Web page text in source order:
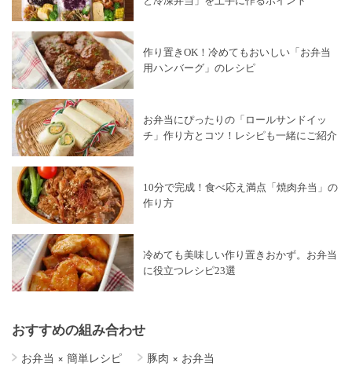
作り置きOK！冷めてもおいしい「お弁当
用ハンバーグ」のレシピ
お弁当にぴったりの「ロールサンドイッ
チ」作り方とコツ！レシピも一緒にご紹介
10分で完成！食べ応え満点「焼肉弁当」の
作り方
冷めても美味しい作り置きおかず。お弁当
に役立つレシピ23選
おすすめの組み合わせ
お弁当 × 簡単レシピ 豚肉 × お弁当